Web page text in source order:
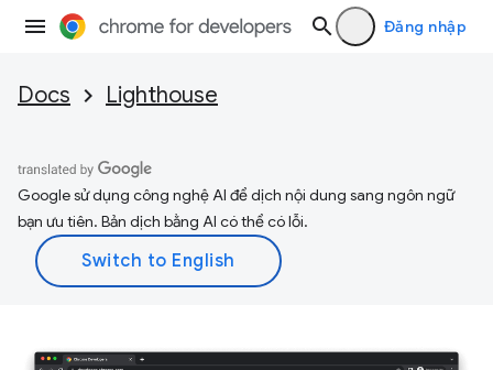
Đăng nhập
Docs Lighthouse
Google sử dụng công nghệ AI để dịch nội dung sang ngôn ngữ
bạn ưu tiên. Bản dịch bằng AI có thể có lỗi.